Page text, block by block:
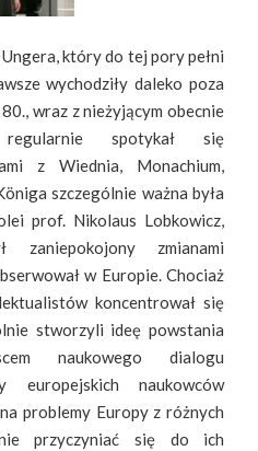
który do tej pory pełni
wychodziły daleko poza
wraz z nieżyjącym obecnie
regularnie spotykał się
z Wiednia, Monachium,
szczególnie ważna była
prof. Nikolaus Lobkowicz,
zaniepokojony zmianami
w Europie. Chociaż
koncentrował się
stworzyli ideę powstania
naukowego dialogu
europejskich naukowców
problemy Europy z różnych
przyczyniać się do ich